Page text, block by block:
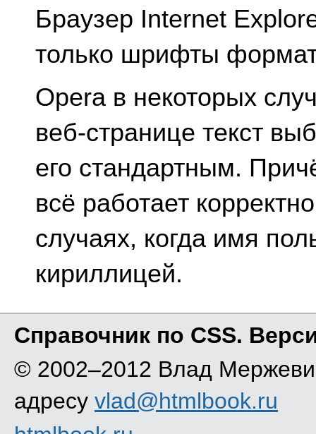
Браузер Internet
только шрифты
Opera в некоторых
веб-странице текст
его стандартным.
всё работает
случаях, когда имя
кириллицей.
Справочник по CSS.
© 2002–2012 Влад
адресу vlad@htmlbook.ru